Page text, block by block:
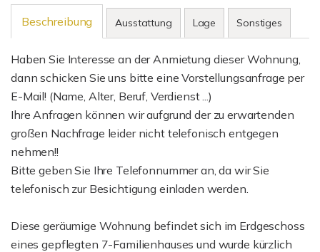
Beschreibung Ausstattung Lage Sonstiges
Haben Sie Interesse an der Anmietung dieser Wohnung,
dann schicken Sie uns bitte eine Vorstellungsanfrage per
E-Mail! (Name, Alter, Beruf, Verdienst ...)
Ihre Anfragen können wir aufgrund der zu erwartenden
großen Nachfrage leider nicht telefonisch entgegen
nehmen!!
Bitte geben Sie Ihre Telefonnummer an, da wir Sie
telefonisch zur Besichtigung einladen werden.
Diese geräumige Wohnung befindet sich im Erdgeschoss
eines gepflegten 7-Familienhauses und wurde kürzlich